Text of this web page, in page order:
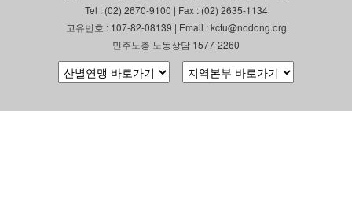
Tel : (02) 2670-9100 | Fax : (02) 2635-1134
고유번호 : 107-82-08139 | Email : kctu@nodong.org
민주노총 노동상담 1577-2260